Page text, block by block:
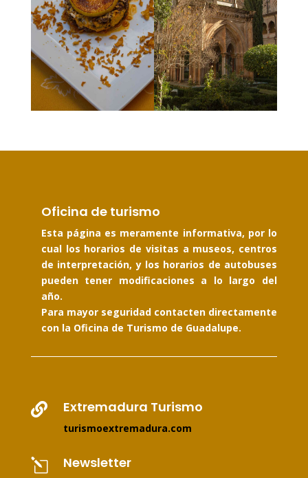
Oficina de turismo
Esta página es meramente informativa, por lo
cual los horarios de visitas a museos, centros
de interpretación, y los horarios de autobuses
pueden tener modificaciones a lo largo del
año.
Para mayor seguridad contacten directamente
con la Oficina de Turismo de Guadalupe.
 Extremadura Turismo
turismoextremadura.com
l Newsletter